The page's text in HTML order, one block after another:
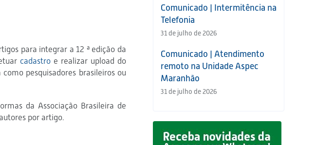
para integrar a 12 ª edição da
cadastro e realizar upload do
pesquisadores brasileiros ou
da Associação Brasileira de
por artigo.
Comunicado | Intermitência na
Telefonia
31 de julho de 2026
Comunicado | Atendimento
remoto na Unidade Aspec
Maranhão
31 de julho de 2026